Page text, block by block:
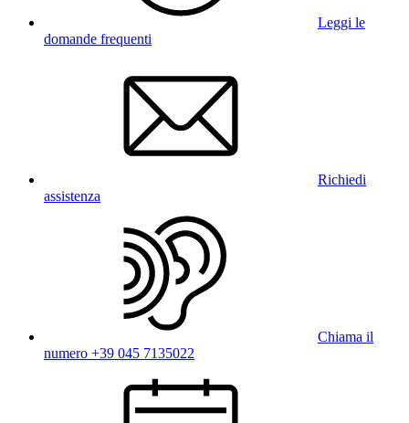
Leggi le
domande frequenti
Richiedi
assistenza
Chiama il
numero +39 045 7135022